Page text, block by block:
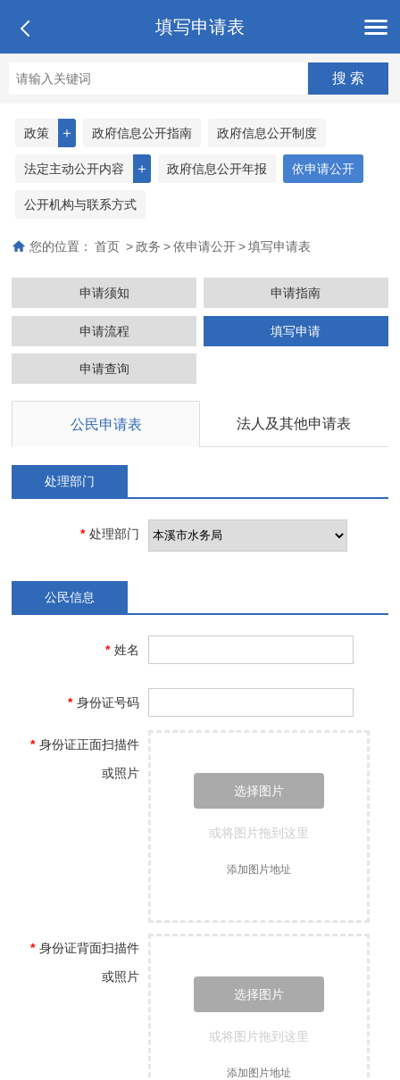
填写申请表
＋
政策 政府信息公开指南 政府信息公开制度
＋
法定主动公开内容 政府信息公开年报 依申请公开
公开机构与联系方式
您的位置： 首页 > 政务 > 依申请公开 > 填写申请表
申请须知 申请指南
申请流程 填写申请
申请查询
公民申请表 法人及其他申请表
处理部门
* 处理部门
公民信息
* 姓名
* 身份证号码
* 身份证正面扫描件
或照片
选择图片
或将图片拖到这里
添加图片地址
* 身份证背面扫描件
或照片
选择图片
或将图片拖到这里
添加图片地址